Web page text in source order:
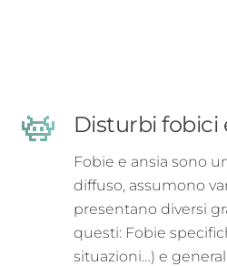
Disturbi fobici
Fobie e ansia sono
diffuso, assumono
presentano diversi
questi: Fobie
situazioni…) e